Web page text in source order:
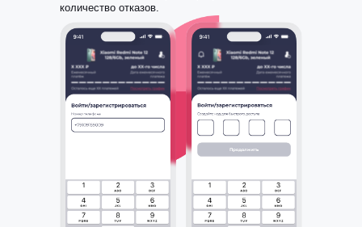
количество отказов.